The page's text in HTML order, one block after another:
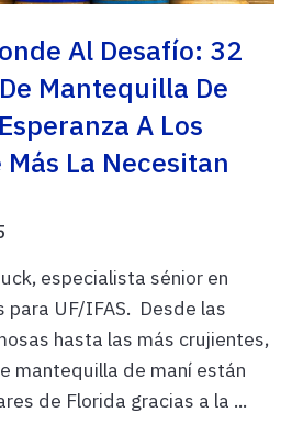
Al Desafío: 32
Mantequilla De
A Los
Más La Necesitan
especialista sénior en
para UF/IFAS. Desde las
hasta las más crujientes,
mantequilla de maní están
de Florida gracias a la ...